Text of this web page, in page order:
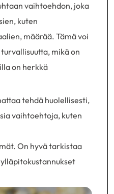
vaihtoehdon, joka
kuten
määrää. Tämä voi
mikä on
on herkkä
tehdä huolellisesti,
vaihtoehtoja, kuten
On hyvä tarkistaa